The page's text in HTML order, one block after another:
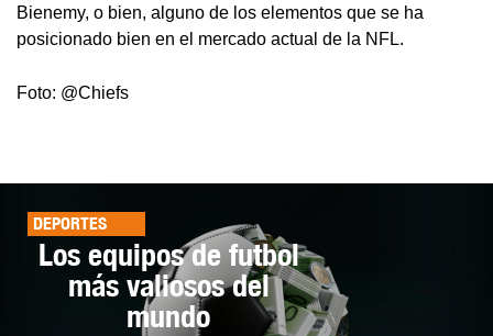
Bienemy, o bien, alguno de los elementos que se ha
posicionado bien en el mercado actual de la NFL.
Foto: @Chiefs
DEPORTES
Los equipos de futbol
más valiosos del
mundo